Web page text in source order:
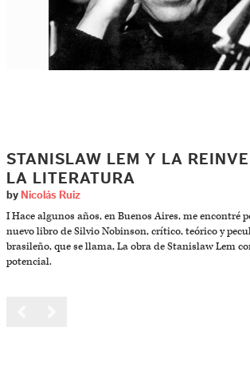
STANISLAW LEM Y LA
LA LITERATURA
by Nicolás Ruiz
I Hace algunos años, en Buenos Aires, me encontré
nuevo libro de Silvio Nobinson, crítico, teórico y
brasileño, que se llama, La obra de Stanislaw Lem
potencial.